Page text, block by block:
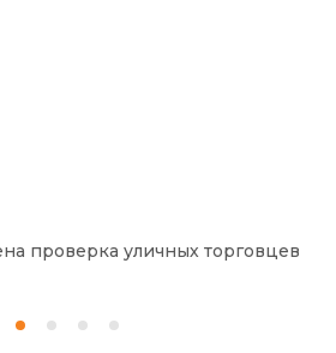
проверка уличных торговцев